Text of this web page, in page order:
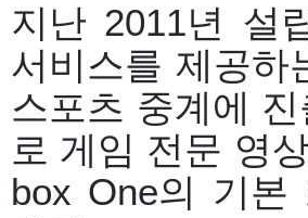
지난 2011년 설
서비스를 제공하
스포츠 중계에
로 게임 전문 영
box One의 기본